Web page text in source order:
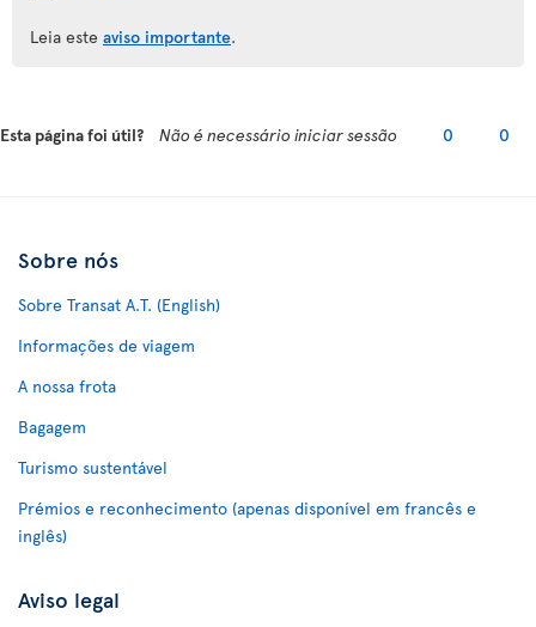
Leia este aviso importante.
Esta página foi útil? Não é necessário iniciar sessão 0 0
Sobre nós
Sobre Transat A.T. (English)
Informações de viagem
A nossa frota
Bagagem
Turismo sustentável
Prémios e reconhecimento (apenas disponível em francês e
inglês)
Aviso legal